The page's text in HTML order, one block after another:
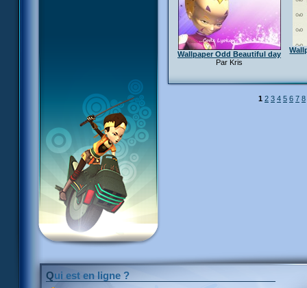
Wallpaper Odd Beautiful day
Par Kris
1 2 3 4 5 6 7 8
Qui est en ligne ?